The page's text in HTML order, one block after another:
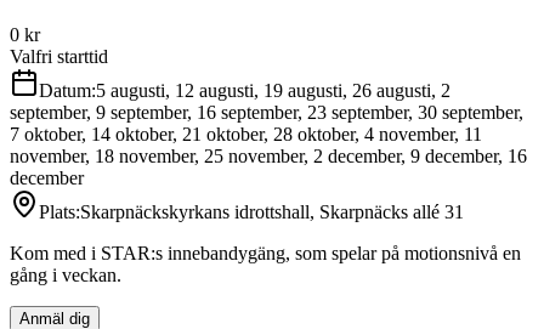
0 kr
Valfri starttid
Datum:5 augusti, 12 augusti, 19 augusti, 26 augusti, 2
september, 9 september, 16 september, 23 september, 30 september,
7 oktober, 14 oktober, 21 oktober, 28 oktober, 4 november, 11
november, 18 november, 25 november, 2 december, 9 december, 16
december
Plats:Skarpnäckskyrkans idrottshall, Skarpnäcks allé 31
Kom med i STAR:s innebandygäng, som spelar på motionsnivå en
gång i veckan.
Anmäl dig